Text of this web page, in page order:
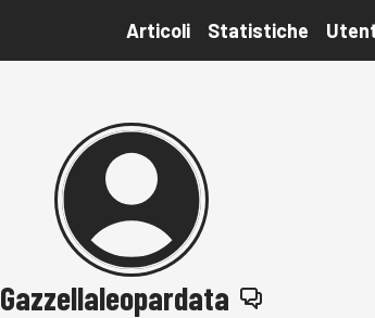
Articoli Statistiche
Gazzellaleopardata